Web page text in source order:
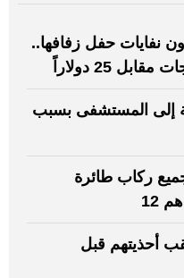
نفايات حفل زفافها..
25 دولاراً
إلى المستشفى بسبب
ركاب طائرة
أحذيتهم قبل